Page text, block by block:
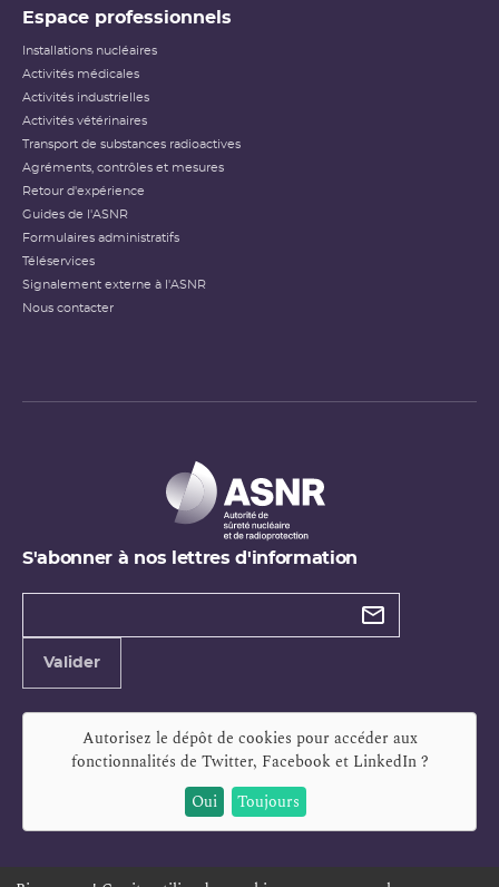
Espace professionnels
Installations nucléaires
Activités médicales
Activités industrielles
Activités vétérinaires
Transport de substances radioactives
Agréments, contrôles et mesures
Retour d'expérience
Guides de l'ASNR
Formulaires administratifs
Téléservices
Signalement externe à l'ASNR
Nous contacter
S'abonner à nos lettres d'information
Types de
Valider
Autorisez le dépôt de cookies pour accéder aux
fonctionnalités de Twitter, Facebook et LinkedIn?
Oui
Toujours